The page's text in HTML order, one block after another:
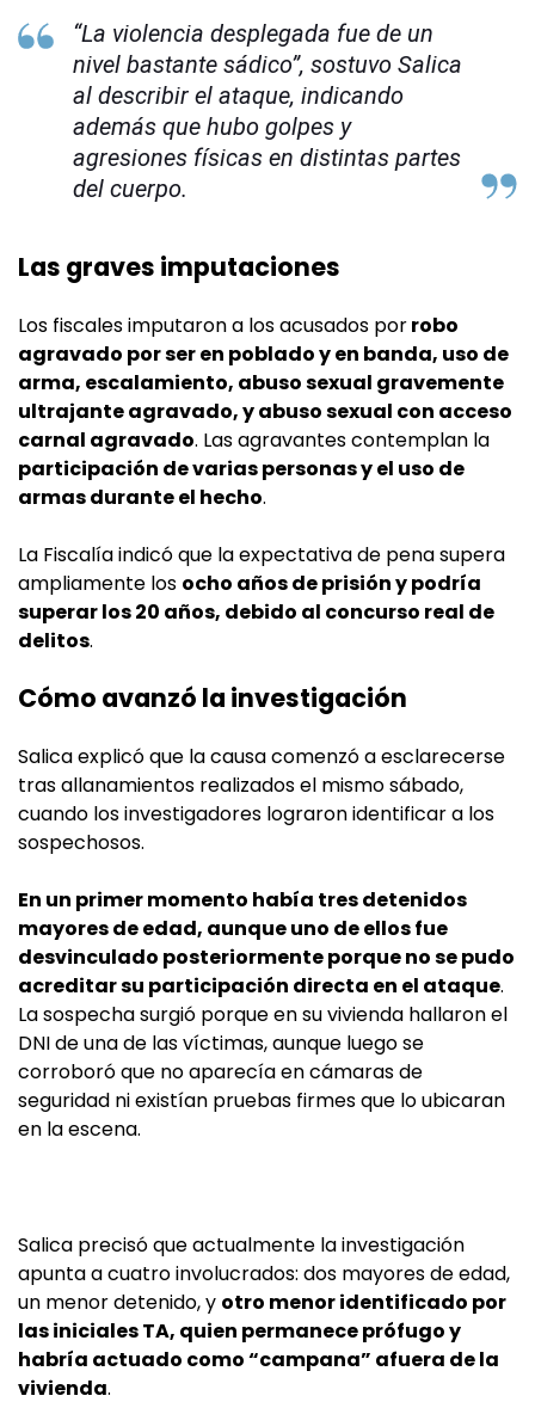
“La violencia desplegada fue de un
nivel bastante sádico”, sostuvo Salica
al describir el ataque, indicando
además que hubo golpes y
agresiones físicas en distintas partes
del cuerpo.
Las graves imputaciones
Los fiscales imputaron a los acusados porrobo
agravado por ser en poblado y en banda, uso de
arma, escalamiento, abuso sexual gravemente
ultrajante agravado, y abuso sexual con acceso
carnal agravado. Las agravantes contemplan la
participación de varias personas y el uso de
armas durante el hecho.
La Fiscalía indicó que la expectativa de pena supera
ampliamente los ocho años de prisión y podría
superar los 20 años, debido al concurso real de
delitos.
Cómo avanzó la investigación
Salica explicó que la causa comenzó a esclarecerse
tras allanamientos realizados el mismo sábado,
cuando los investigadores lograron identificar a los
sospechosos.
En un primer momento había tres detenidos
mayores de edad, aunque uno de ellos fue
desvinculado posteriormente porque no se pudo
acreditar su participación directa en el ataque.
La sospecha surgió porque en su vivienda hallaron el
DNI de una de las víctimas, aunque luego se
corroboró que no aparecía en cámaras de
seguridad ni existían pruebas firmes que lo ubicaran
en la escena.
Salica precisó que actualmente la investigación
apunta a cuatro involucrados: dos mayores de edad,
un menor detenido, y otro menor identificado por
las iniciales TA, quien permanece prófugo y
habría actuado como “campana” afuera de la
vivienda.